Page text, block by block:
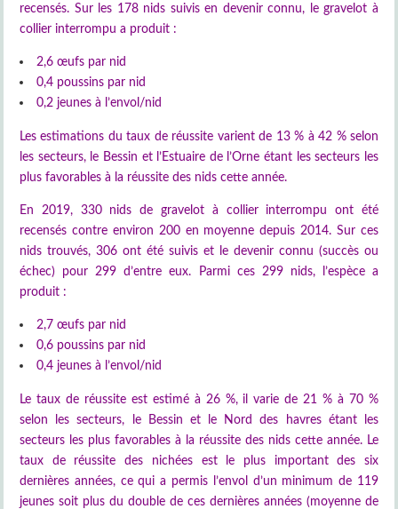
recensés. Sur les 178 nids suivis en devenir connu, le gravelot à
collier interrompu a produit :
2,6 œufs par nid
0,4 poussins par nid
0,2 jeunes à l’envol/nid
Les estimations du taux de réussite varient de 13 % à 42 % selon
les secteurs, le Bessin et l’Estuaire de l’Orne étant les secteurs les
plus favorables à la réussite des nids cette année.
En 2019, 330 nids de gravelot à collier interrompu ont été
recensés contre environ 200 en moyenne depuis 2014. Sur ces
nids trouvés, 306 ont été suivis et le devenir connu (succès ou
échec) pour 299 d’entre eux. Parmi ces 299 nids, l’espèce a
produit :
2,7 œufs par nid
0,6 poussins par nid
0,4 jeunes à l’envol/nid
Le taux de réussite est estimé à 26 %, il varie de 21 % à 70 %
selon les secteurs, le Bessin et le Nord des havres étant les
secteurs les plus favorables à la réussite des nids cette année. Le
taux de réussite des nichées est le plus important des six
dernières années, ce qui a permis l’envol d’un minimum de 119
jeunes soit plus du double de ces dernières années (moyenne de